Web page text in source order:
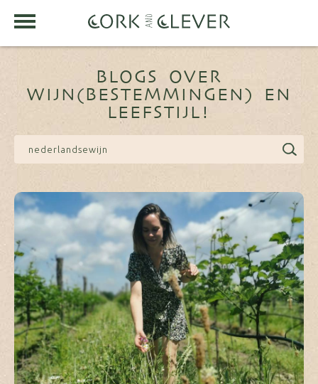
BLOGS OVER
WIJN(BESTEMMINGEN) EN
LEEFSTIJL!